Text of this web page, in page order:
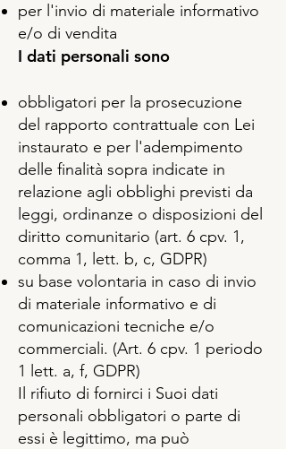
per l'invio di materiale informativo
e/o di vendita
I dati personali sono
obbligatori per la prosecuzione
del rapporto contrattuale con Lei
instaurato e per l'adempimento
delle finalità sopra indicate in
relazione agli obblighi previsti da
leggi, ordinanze o disposizioni del
diritto comunitario (art. 6 cpv. 1,
comma 1, lett. b, c, GDPR)
su base volontaria in caso di invio
di materiale informativo e di
comunicazioni tecniche e/o
commerciali. (Art. 6 cpv. 1 periodo
1 lett. a, f, GDPR)
Il rifiuto di fornirci i Suoi dati
personali obbligatori o parte di
essi è legittimo, ma può